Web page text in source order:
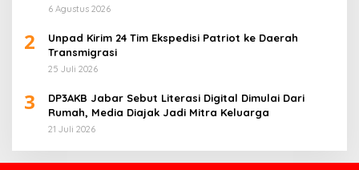
6 Agustus 2026
2
Unpad Kirim 24 Tim Ekspedisi Patriot ke Daerah
Transmigrasi
25 Juli 2026
3
DP3AKB Jabar Sebut Literasi Digital Dimulai Dari
Rumah, Media Diajak Jadi Mitra Keluarga
21 Juli 2026